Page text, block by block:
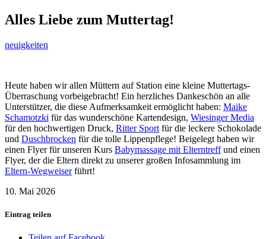
Alles Liebe zum Muttertag!
neuigkeiten
Heute haben wir allen Müttern auf Station eine kleine Muttertags-
Überraschung vorbeigebracht! Ein herzliches Dankeschön an alle
Unterstützer, die diese Aufmerksamkeit ermöglicht haben: Maike
Schamotzki für das wunderschöne Kartendesign, Wiesinger Media
für den hochwertigen Druck, Ritter Sport für die leckere Schokolade
und Duschbrocken für die tolle Lippenpflege! Beigelegt haben wir
einen Flyer für unseren Kurs Babymassage mit Elterntreffund einen
Flyer, der die Eltern direkt zu unserer großen Infosammlung im
Eltern-Wegweiserführt!
10. Mai 2026
Eintrag teilen